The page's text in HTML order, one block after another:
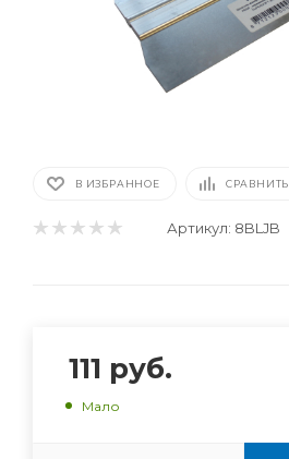
В ИЗБРАННОЕ СРАВНИТЬ
Артикул: 8BLJB
111 руб.
Мало